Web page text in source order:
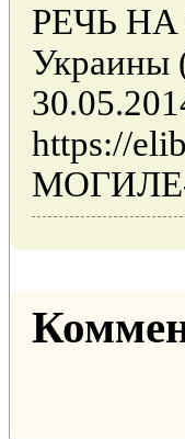
РЕЧЬ НА
Украины
https://
МОГИЛЕ-